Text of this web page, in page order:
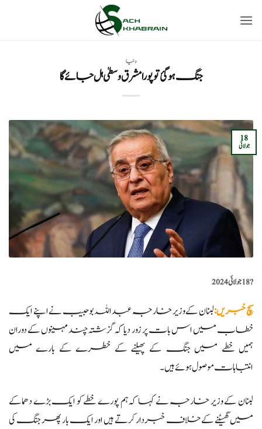
دنیا
جنگ ہوگئ تو پورا مشرق وسطیٰ ہل جائے گا
18
جولائی
?️18 جولائی 2024
سچ خبریں:لبنان کے وزیر خارجہ عبداللہ بوحبیب نے اپنے ایک
خطاب میں اس بات پر زور دیا کہ گزشتہ چند مہینوں کے دوران
ہمیں خطے میں جنگ کے پھیلنے کے خطرے کے بارے میں
انتباہات موصول ہوئے ہیں۔
لبنان کے وزیر خارجہ نے کہا کہ ہم پورے خطے کو ایک بڑے دھماکے
میں گھسیٹنے کے خلاف خبردار کرتے ہیں اور ایک بار پھر جنگ کی